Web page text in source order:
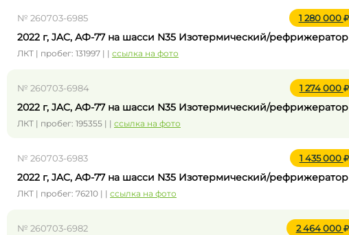
№ 260703-6985 1 280 000
2022 г, JAC, АФ-77 на шасси N35 Изотермический/рефрижератор
ЛКТ | пробег: 131997 | | ссылка на фото
№ 260703-6984 1 274 000
2022 г, JAC, АФ-77 на шасси N35 Изотермический/рефрижератор
ЛКТ | пробег: 195355 | | ссылка на фото
№ 260703-6983 1 435 000
2022 г, JAC, АФ-77 на шасси N35 Изотермический/рефрижератор
ЛКТ | пробег: 76210 | | ссылка на фото
№ 260703-6982 2 464 000